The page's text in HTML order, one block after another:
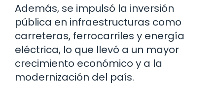
Además, se impulsó la inversión
pública en infraestructuras como
carreteras, ferrocarriles y energía
eléctrica, lo que llevó a un mayor
crecimiento económico y a la
modernización del país.